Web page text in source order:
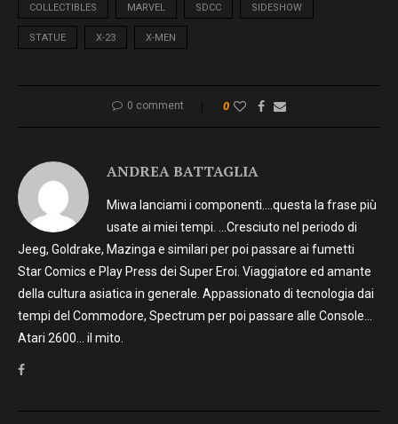
COLLECTIBLES MARVEL SDCC SIDESHOW
STATUE X-23 X-MEN
0 comment 0
ANDREA BATTAGLIA
Miwa lanciami i componenti….questa la frase più
usate ai miei tempi. …Cresciuto nel periodo di
Jeeg, Goldrake, Mazinga e similari per poi passare ai fumetti
Star Comics e Play Press dei Super Eroi. Viaggiatore ed amante
della cultura asiatica in generale. Appassionato di tecnologia dai
tempi del Commodore, Spectrum per poi passare alle Console…
Atari 2600… il mito.